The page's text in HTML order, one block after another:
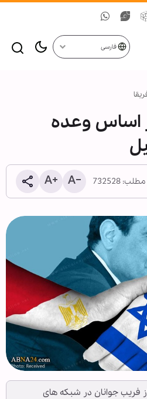
فارسی
اساس وعده
732528
فریب جوانان در شبکه های